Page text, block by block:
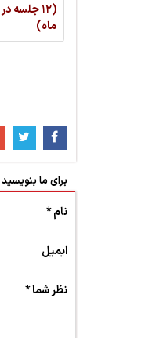
(۱۲ جلسه در
ماه)
برای ما بنویسید
نام *
ایمیل
نظر شما *